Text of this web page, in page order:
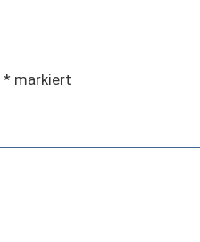
*markiert